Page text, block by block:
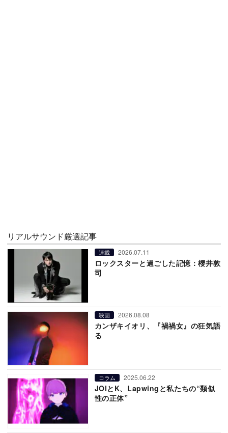
リアルサウンド厳選記事
連載 2026.07.11
ロックスターと過ごした記憶：櫻井敦
司
映画 2026.08.08
カンザキイオリ、『禍禍女』の狂気語
る
コラム 2025.06.22
JOIとK、Lapwingと私たちの“類似
性の正体”